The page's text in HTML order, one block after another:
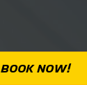
BOOK NOW!